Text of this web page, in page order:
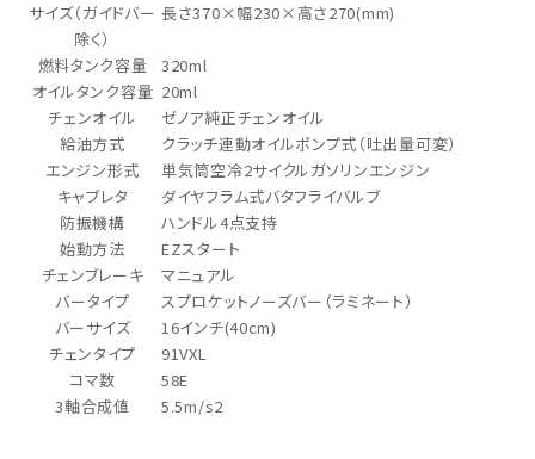
サイズ（ガイドバー
除く）
長さ370×幅230×高さ270(mm)
燃料タンク容量
320ml
オイルタンク容量 20ml
チェンオイル
ゼノア純正チェンオイル
給油方式
クラッチ連動オイルポンプ式（吐出量可変）
エンジン形式
単気筒空冷2サイクルガソリンエンジン
キャブレタ
ダイヤフラム式バタフライバルブ
防振機構
ハンドル4点支持
始動方法
EZスタート
チェンブレーキ
マニュアル
バータイプ
スプロケットノーズバー（ラミネート）
バーサイズ
16インチ(40cm)
チェンタイプ
91VXL
コマ数
58E
3軸合成値
5.5m/s2